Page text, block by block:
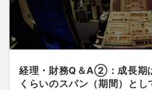
経理・財務Q＆A②：成長期
くらいのスパン（期間）とし